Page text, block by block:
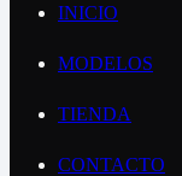
INICIO
MODELOS
TIENDA
CONTACTO